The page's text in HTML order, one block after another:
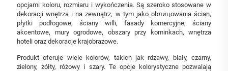
opcjami koloru, rozmiaru i wykończenia. Są szeroko stosowane w
dekoracji wnętrza i na zewnątrz, w tym jako obлицowania ścian,
płytki podłogowe, ściany willi, fasady komercyjne, ściany
akcentowe, mury ogrodowe, obszary przy kominkach, wnętrza
hoteli oraz dekoracje krajobrazowe.
Produkt oferuje wiele kolorów, takich jak rdzawy, biały, czarny,
zielony, żółty, różowy i szary. Te opcje kolorystyczne pozwalają